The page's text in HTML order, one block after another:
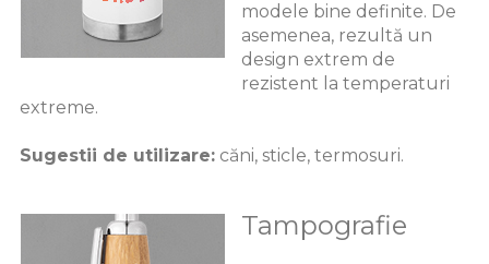
modele bine definite. De
asemenea, rezultă un
design extrem de
rezistent la temperaturi
extreme.
Sugestii de utilizare:căni, sticle, termosuri.
Tampografie